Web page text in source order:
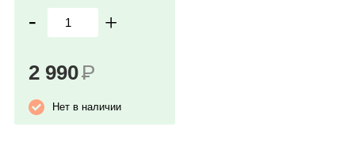
- +
2 990Р
Нет в наличии